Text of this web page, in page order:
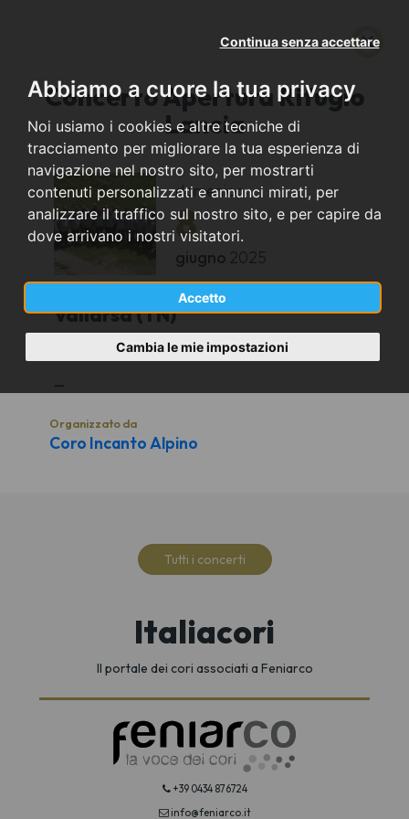
Abbiamo a cuore la tua privacy
Noi usiamo i cookies e altre tecniche di
tracciamento per migliorare la tua esperienza di
navigazione nel nostro sito, per mostrarti
contenuti personalizzati e annunci mirati, per
analizzare il traffico sul nostro sito, e per capire da
dove arrivano i nostri visitatori.
Accetto
Continua senza accettare
Cambia le mie impostazioni
Concerto Apertura Rifugio
Lancia
domenica
8
giugno 2025
Vallarsa (TN)
Rifugio Lancia
Organizzato da
Coro Incanto Alpino
Tutti i concerti
Italiacori
Il portale dei cori associati a Feniarco
+39 0434 876724
info@feniarco.it